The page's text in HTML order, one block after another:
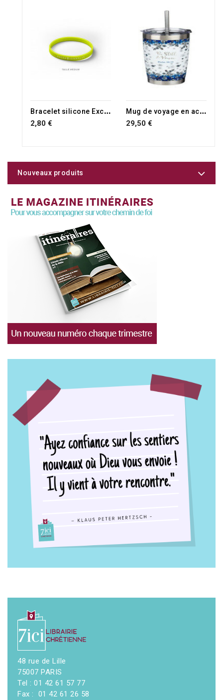
B
racelet silicone Exceptionnelle vert
2,80 €
M
ug de voyage en acier inoxydable Be Still and Know - Pslam 46 : 10 avec paille réutilisable
29,50 €
Nouveaux produits
48 rue de Lille
75007 PARIS
Tel : 01 42 61 57 77
Fax : 01 42 61 26 58